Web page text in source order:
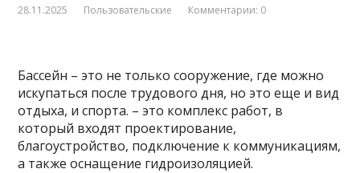
28.11.2025 Пользовательские Комментарии: 0
Бассейн – это не только сооружение, где можно
искупаться после трудового дня, но это еще и вид
отдыха, и спорта. – это комплекс работ, в
который входят проектирование,
благоустройство, подключение к коммуникациям,
а также оснащение гидроизоляцией.